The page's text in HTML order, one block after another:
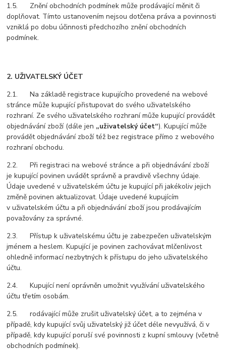
1.5. Znění obchodních podmínek může prodávající měnit či
doplňovat. Tímto ustanovením nejsou dotčena práva a povinnosti
vzniklá po dobu účinnosti předchozího znění obchodních
podmínek.
2. UŽIVATELSKÝ ÚČET
2.1. Na základě registrace kupujícího provedené na webové
stránce může kupující přistupovat do svého uživatelského
rozhraní. Ze svého uživatelského rozhraní může kupující provádět
objednávání zboží (dále jen „uživatelský účet“). Kupující může
provádět objednávání zboží též bez registrace přímo z webového
rozhraní obchodu.
2.2. Při registraci na webové stránce a při objednávání zboží
je kupující povinen uvádět správně a pravdivě všechny údaje.
Údaje uvedené v uživatelském účtu je kupující při jakékoliv jejich
změně povinen aktualizovat. Údaje uvedené kupujícím
v uživatelském účtu a při objednávání zboží jsou prodávajícím
považovány za správné.
2.3. Přístup k uživatelskému účtu je zabezpečen uživatelským
jménem a heslem. Kupující je povinen zachovávat mlčenlivost
ohledně informací nezbytných k přístupu do jeho uživatelského
účtu.
2.4. Kupující není oprávněn umožnit využívání uživatelského
účtu třetím osobám.
2.5. rodávající může zrušit uživatelský účet, a to zejména v
případě, kdy kupující svůj uživatelský již účet déle nevyužívá, či v
případě, kdy kupující poruší své povinnosti z kupní smlouvy (včetně
obchodních podmínek).